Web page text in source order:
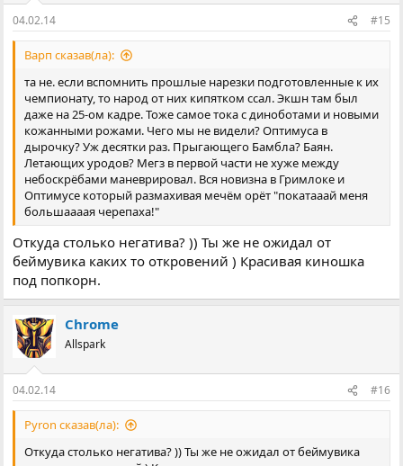
04.02.14 #15
Варп сказав(ла):
та не. если вспомнить прошлые нарезки подготовленные к их
чемпионату, то народ от них кипятком ссал. Экшн там был
даже на 25-ом кадре. Тоже самое тока с диноботами и новыми
кожанными рожами. Чего мы не видели? Оптимуса в
дырочку? Уж десятки раз. Прыгающего Бамбла? Баян.
Летающих уродов? Мегз в первой части не хуже между
небоскрёбами маневрировал. Вся новизна в Гримлоке и
Оптимусе который размахивая мечём орёт "покатааай меня
большаааая черепаха!"
Откуда столько негатива? )) Ты же не ожидал от
беймувика каких то откровений ) Красивая киношка
под попкорн.
Chrome
Allspark
04.02.14 #16
Pyron сказав(ла):
Откуда столько негатива? )) Ты же не ожидал от беймувика